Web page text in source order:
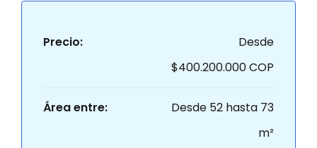
Precio:
Desde
$400.200.000 COP
Área entre:
Desde 52 hasta 73
m²